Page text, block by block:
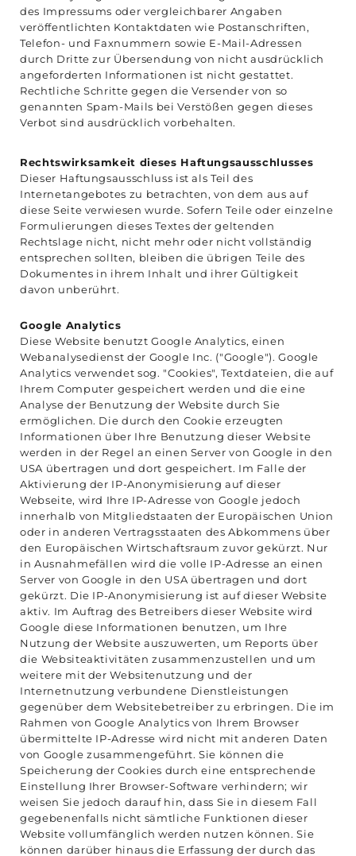
des Impressums oder vergleichbarer Angaben
veröffentlichten Kontaktdaten wie Postanschriften,
Telefon- und Faxnummern sowie E-Mail-Adressen
durch Dritte zur Übersendung von nicht ausdrücklich
angeforderten Informationen ist nicht gestattet.
Rechtliche Schritte gegen die Versender von so
genannten Spam-Mails bei Verstößen gegen dieses
Verbot sind ausdrücklich vorbehalten.
Rechtswirksamkeit dieses Haftungsausschlusses
Dieser Haftungsausschluss ist als Teil des
Internetangebotes zu betrachten, von dem aus auf
diese Seite verwiesen wurde. Sofern Teile oder einzelne
Formulierungen dieses Textes der geltenden
Rechtslage nicht, nicht mehr oder nicht vollständig
entsprechen sollten, bleiben die übrigen Teile des
Dokumentes in ihrem Inhalt und ihrer Gültigkeit
davon unberührt.
Google Analytics
Diese Website benutzt Google Analytics, einen
Webanalysedienst der Google Inc. ("Google"). Google
Analytics verwendet sog. "Cookies", Textdateien, die auf
Ihrem Computer gespeichert werden und die eine
Analyse der Benutzung der Website durch Sie
ermöglichen. Die durch den Cookie erzeugten
Informationen über Ihre Benutzung dieser Website
werden in der Regel an einen Server von Google in den
USA übertragen und dort gespeichert. Im Falle der
Aktivierung der IP-Anonymisierung auf dieser
Webseite, wird Ihre IP-Adresse von Google jedoch
innerhalb von Mitgliedstaaten der Europäischen Union
oder in anderen Vertragsstaaten des Abkommens über
den Europäischen Wirtschaftsraum zuvor gekürzt. Nur
in Ausnahmefällen wird die volle IP-Adresse an einen
Server von Google in den USA übertragen und dort
gekürzt. Die IP-Anonymisierung ist auf dieser Website
aktiv. Im Auftrag des Betreibers dieser Website wird
Google diese Informationen benutzen, um Ihre
Nutzung der Website auszuwerten, um Reports über
die Websiteaktivitäten zusammenzustellen und um
weitere mit der Websitenutzung und der
Internetnutzung verbundene Dienstleistungen
gegenüber dem Websitebetreiber zu erbringen. Die im
Rahmen von Google Analytics von Ihrem Browser
übermittelte IP-Adresse wird nicht mit anderen Daten
von Google zusammengeführt. Sie können die
Speicherung der Cookies durch eine entsprechende
Einstellung Ihrer Browser-Software verhindern; wir
weisen Sie jedoch darauf hin, dass Sie in diesem Fall
gegebenenfalls nicht sämtliche Funktionen dieser
Website vollumfänglich werden nutzen können. Sie
können darüber hinaus die Erfassung der durch das